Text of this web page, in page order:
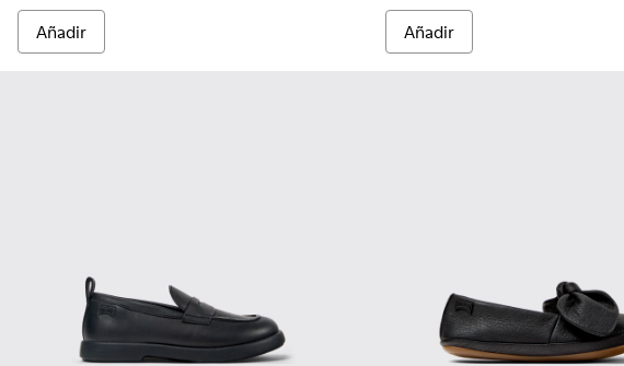
Añadir Añadir